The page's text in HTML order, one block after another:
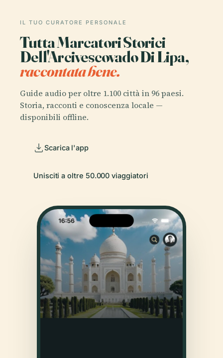
IL TUO CURATORE PERSONALE
Tutta Marcatori Storici
Dell'Arcivescovado Di Lipa,
raccontata bene.
Guide audio per oltre 1.100 città in 96 paesi.
Storia, racconti e conoscenza locale —
disponibili offline.
Scarica l'app
Unisciti a oltre 50.000 viaggiatori